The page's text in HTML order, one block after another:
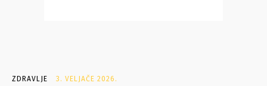
ZDRAVLJE 3. VELJAČE 2026.